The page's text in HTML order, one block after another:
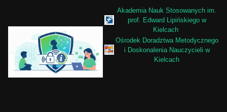
Akademia Nauk Stosowanych im.
prof. Edward Lipińskiego w
Kielcach
Ośrodek Doradztwa Metodycznego
i Doskonalenia Nauczycieli w
Kielcach